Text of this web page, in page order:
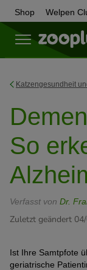
Shop Welpen
Katzengesundheit
So
Verfasst von Dr.
Zuletzt geändert
Ist Ihre Samtpfote
geriatrische